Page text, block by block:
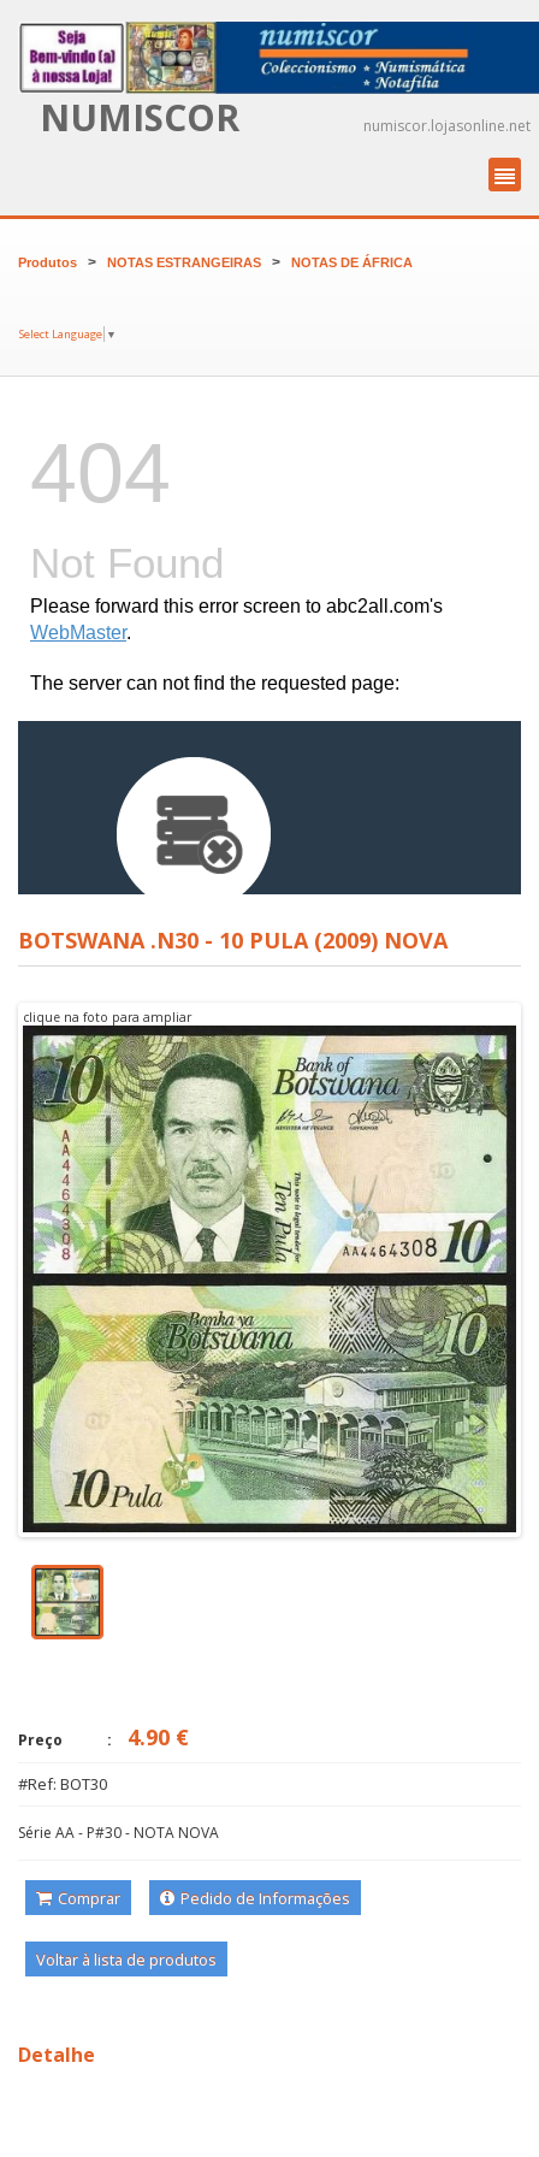
NUMISCOR numiscor.lojasonline.net
Produtos > NOTAS ESTRANGEIRAS > NOTAS DE ÁFRICA
Select Language ▼
BOTSWANA .N30 - 10 PULA (2009) NOVA
clique na foto para ampliar
Preço 4.90 €
#Ref: BOT30
Série AA - P#30 - NOTA NOVA
Comprar Pedido de Informações
Voltar à lista de produtos
Detalhe